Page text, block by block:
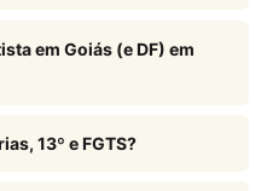
em Goiás (e DF) em
13º e FGTS?